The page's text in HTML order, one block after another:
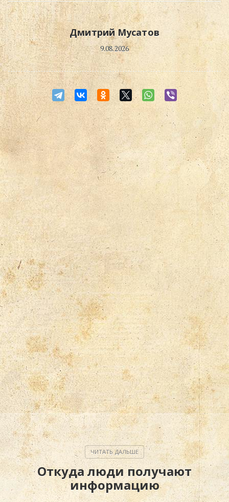
Дмитрий Мусатов
9.08.2026
Откуда люди получают
информацию